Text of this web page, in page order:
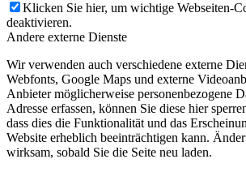
Klicken Sie hier, um wichtige Webseiten-
deaktivieren.
Andere externe Dienste
Wir verwenden auch verschiedene externe
Webfonts, Google Maps und externe
Anbieter möglicherweise personenbezogene
Adresse erfassen, können Sie diese hier
dass dies die Funktionalität und das
Website erheblich beeinträchtigen kann.
wirksam, sobald Sie die Seite neu laden.